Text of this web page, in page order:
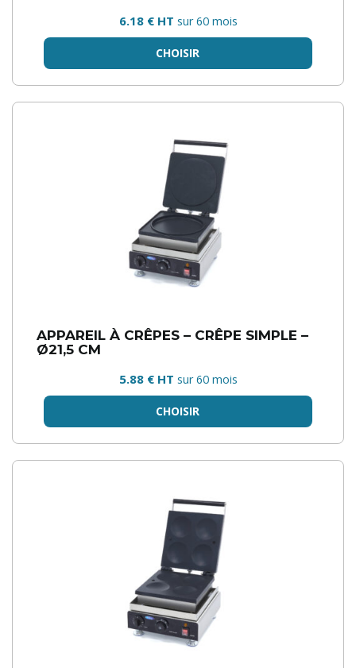
6.18 € HT sur 60 mois
CHOISIR
APPAREIL À CRÊPES – CRÊPE SIMPLE –
Ø21,5 CM
5.88 € HT sur 60 mois
CHOISIR